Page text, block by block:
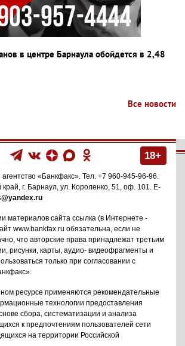
в центре Барнаула обойдется в 2,48
Все новости
18+
«Банкфакс». Тел. +7 960-945-96-96.
край, г. Барнаул, ул. Короленко, 51, оф. 101. E-
материалов сайта ссылка (в Интернете -
www.bankfax.ru обязательна, если не
что авторские права принадлежат третьим
рисунки, карты, аудио- видеофрагменты и
только при согласовании с
ресурсе применяются рекомендательные
технологии предоставления
сбора, систематизации и анализа
к предпочтениям пользователей сети
на территории Российской